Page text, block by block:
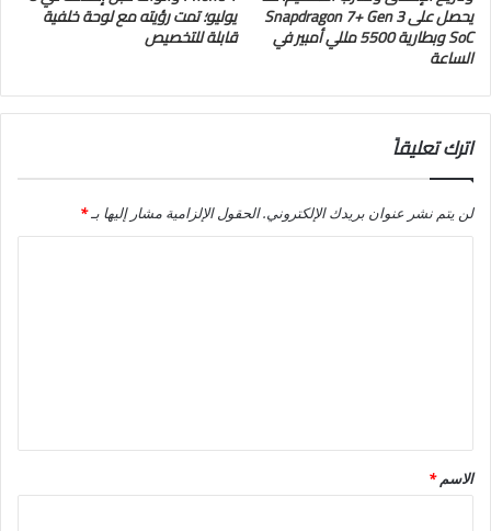
يحصل على Snapdragon 7+ Gen 3
SoC وبطارية 5500 مللي أمبير في
الساعة
يوليو؛ تمت رؤيته مع لوحة خلفية
قابلة للتخصيص
اترك تعليقاً
لن يتم نشر عنوان بريدك الإلكتروني.الحقول الإلزامية مشار إليها بـ*
ق
*
الاسم*